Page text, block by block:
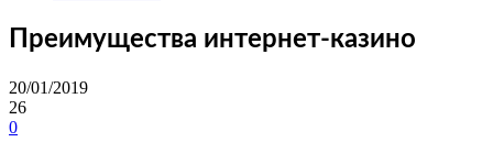
Преимущества интернет-казино
20/01/2019
26
0